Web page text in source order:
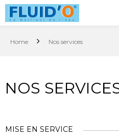
Home Nos services
NOS
MISE EN SERVICE